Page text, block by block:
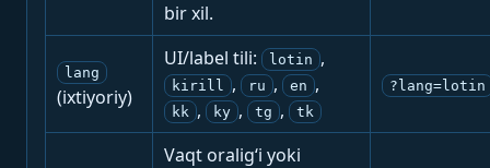
bir xil.
lang
(ixtiyoriy)
UI/label tili: lotin ,
kirill , ru , en ,
kk , ky , tg , tk
?lang=lotin
Vaqt oralig‘i yoki